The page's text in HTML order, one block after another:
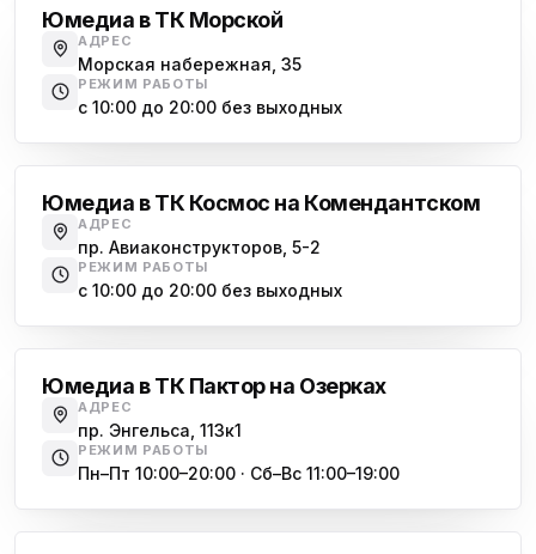
Юмедиа в ТК Морской
АДРЕС
Морская набережная, 35
РЕЖИМ РАБОТЫ
с 10:00 до 20:00 без выходных
Юмедиа в ТК Космос на Комендантском
АДРЕС
пр. Авиаконструкторов, 5-2
РЕЖИМ РАБОТЫ
с 10:00 до 20:00 без выходных
Юмедиа в ТК Пактор на Озерках
АДРЕС
пр. Энгельса, 113к1
РЕЖИМ РАБОТЫ
Пн–Пт 10:00–20:00 · Сб–Вс 11:00–19:00